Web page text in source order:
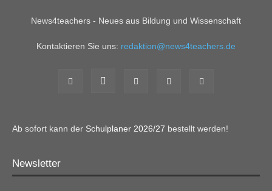
News4teachers - Neues aus Bildung und Wissenschaft
Kontaktieren Sie uns: redaktion@news4teachers.de
Ab sofort kann der Schulplaner 2026/27 bestellt werden!
Newsletter